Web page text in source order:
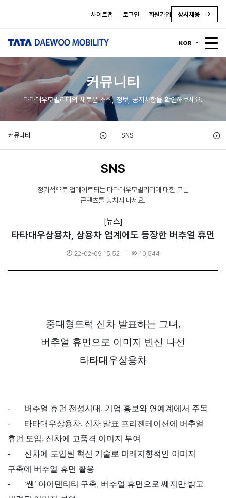
사이트맵 로그인 회원가입 상시채용
KOR
커뮤니티
타타대우모빌리티의 새로운 소식, 정보, 공지사항을 확인해보세요.
커뮤니티 SNS
SNS
정기적으로 업데이트되는 타타대우모빌리티에 대한 모든
콘텐츠를 놓치지 마세요.
[뉴스]
타타대우상용차, 상용차 업계에도 등장한 버추얼 휴먼
22-02-09 15:52 10,544
중대형트럭 신차 발표하는 그녀,
버추얼 휴먼으로 이미지 변신 나선
타타대우상용차
- 버추얼 휴먼 전성시대 , 기업 홍보와 연예계에서 주목
-
타타대우상용차, 신차 발표 프리젠테이션에 버추얼
휴먼 도입, 신차에 고품격 이미지 부여
-
신차에 도입된 혁신 기술로 미래지향적인 이미지
구축에 버추얼 휴먼 활용
-
‘쎈 ’ 아이덴티티 구축, 버추얼 휴먼으로 쎄지만 밝고